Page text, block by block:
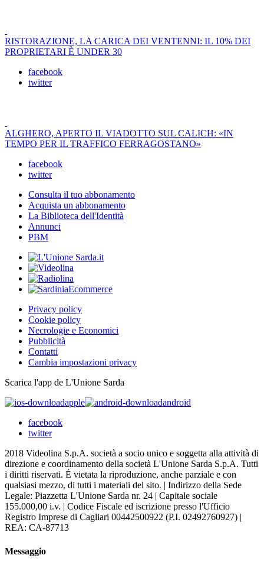
RISTORAZIONE, LA CARICA DEI VENTENNI: IL 10% DEI
PROPRIETARI È UNDER 30
facebook
twitter
ALGHERO, APERTO IL VIADOTTO SUL CALICH: «IN
TEMPO PER IL TRAFFICO FERRAGOSTANO»
facebook
twitter
Consulta il tuo abbonamento
Acquista un abbonamento
La Biblioteca dell'Identità
Annunci
PBM
Privacy policy
Cookie policy
Necrologie e Economici
Pubblicità
Contatti
Cambia impostazioni privacy
Scarica l'app de L'Unione Sarda
apple
android
facebook
twitter
2018 Videolina S.p.A. società a socio unico e soggetta alla attività di
direzione e coordinamento della società L'Unione Sarda S.p.A. Tutti
i diritti riservati. É vietata la riproduzione, anche parziale e con
qualsiasi mezzo, di tutti i materiali del sito. | Indirizzo della Sede
Legale: Piazzetta L'Unione Sarda nr. 24 | Capitale sociale
155.000,00 i.v. | Codice Fiscale ed iscrizione presso l'Ufficio
Registro Imprese di Cagliari 00442500922 (P.I. 02492760927) |
REA: CA-87713
Messaggio